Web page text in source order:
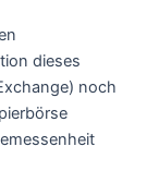
dieses
noch